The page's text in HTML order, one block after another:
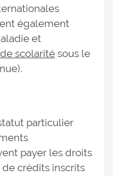
également
et
scolarité sous le
particulier
payer les droits
crédits inscrits